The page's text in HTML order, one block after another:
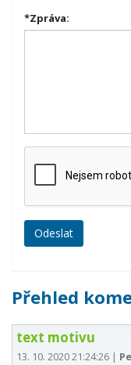
*Zpráva:
Přehled
text motivu
13. 10. 2020 21:24:26 |